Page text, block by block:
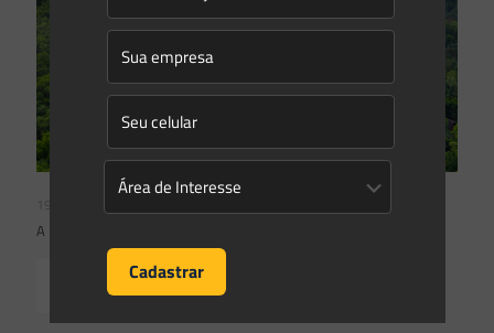
A Floresta Nacional (FLONA) e suas peculiaridades
Read more